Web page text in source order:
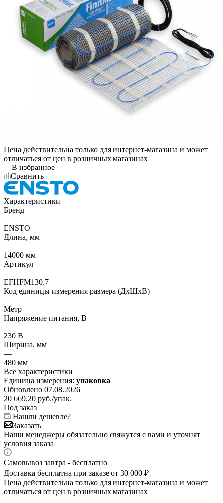
Цена действительна только для интернет-магазина и может
отличаться от цен в розничных магазинах
В избранное
Сравнить
Характеристики
Бренд
—
ENSTO
Длина, мм
—
14000 мм
Артикул
—
EFHFM130.7
Код единицы измерения размера (ДхШхВ)
—
Метр
Напряжение питания, В
—
230 В
Ширина, мм
—
480 мм
Все характеристики
Единица измерения: упаковка
Обновлено 07.08.2026
20 669,20 руб./упак.
Под заказ
Нашли дешевле?
Заказать
Наши менеджеры обязательно свяжутся с вами и уточнят
условия заказа
Самовывоз завтра - бесплатно
Доставка бесплатна при заказе от 30 000 ₽
Цена действительна только для интернет-магазина и может
отличаться от цен в розничных магазинах